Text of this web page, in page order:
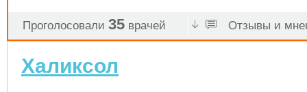
Проголосовали 35 врачей Отзывы и
Халиксол